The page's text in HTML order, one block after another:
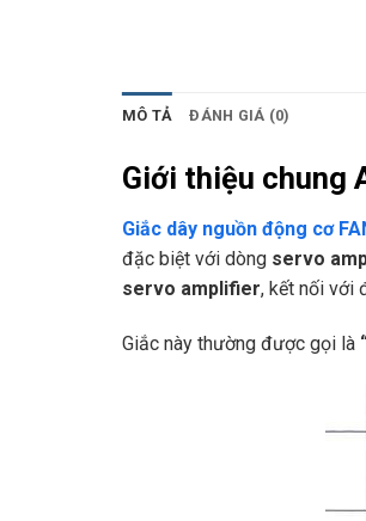
MÔ TẢ ĐÁNH GIÁ (0)
Giới thiệu chung
Giắc dây nguồn động cơ
đặc biệt với dòng servo
servo amplifier, kết nối với
Giắc này thường được gọi là